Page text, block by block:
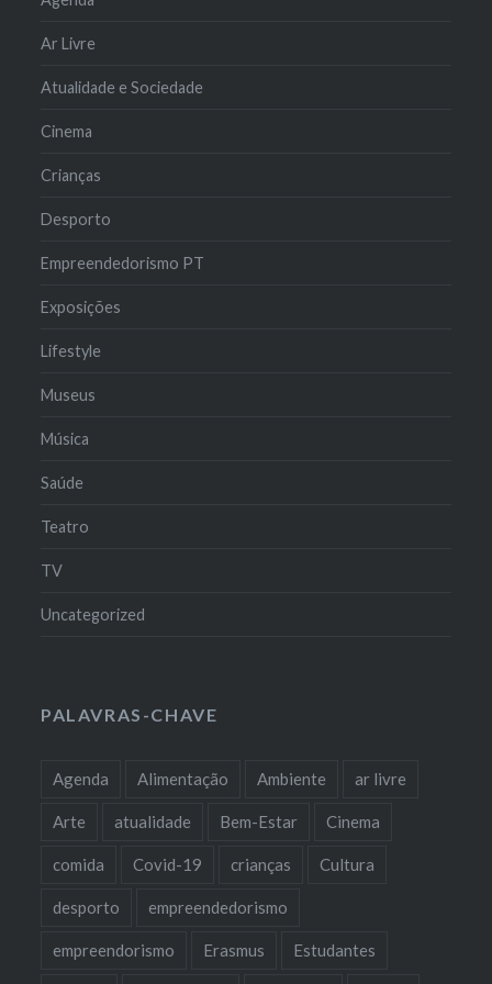
Ar Livre
Atualidade e Sociedade
Cinema
Crianças
Desporto
Empreendedorismo PT
Exposições
Lifestyle
Museus
Música
Saúde
Teatro
TV
Uncategorized
PALAVRAS-CHAVE
Agenda Alimentação Ambiente ar livre
Arte atualidade Bem-Estar Cinema
comida Covid-19 crianças Cultura
desporto empreendedorismo
empreendorismo Erasmus Estudantes